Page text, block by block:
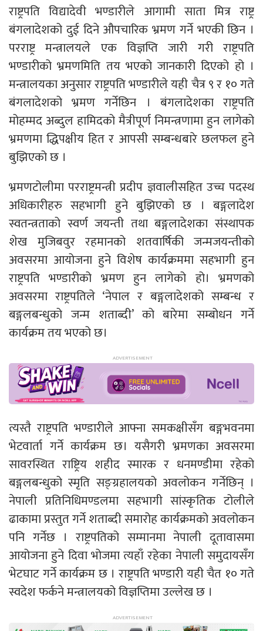
राष्ट्रपति विद्यादेवी भण्डारीले आगामी साता मित्र राष्ट्र
बंगलादेशको दुई दिने औपचारिक भ्रमण गर्ने भएकी छिन ।
परराष्ट्र मन्त्रालयले एक विज्ञप्ति जारी गरी राष्ट्रपति
भण्डारीको भ्रमणमिति तय भएको जानकारी दिएको हो ।
मन्त्रालयका अनुसार राष्ट्रपति भण्डारीले यही चैत्र ९ र १० गते
बंगलादेशको भ्रमण गर्नेछिन । बंगलादेशका राष्ट्रपति
मोहम्मद अब्दुल हामिदको मैत्रीपूर्ण निमन्त्रणामा हुन लागेको
भ्रमणमा द्धिपक्षीय हित र आपसी सम्बन्धबारे छलफल हुने
बुझिएको छ ।
भ्रमणटोलीमा परराष्ट्रमन्त्री प्रदीप ज्ञवालीसहित उच्च पदस्थ
अधिकारीहरु सहभागी हुने बुझिएको छ । बङ्गलादेश
स्वतन्त्रताको स्वर्ण जयन्ती तथा बङ्गलादेशका संस्थापक
शेख मुजिबवुर रहमानको शतवार्षिकी जन्मजयन्तीको
अवसरमा आयोजना हुने विशेष कार्यक्रममा सहभागी हुन
राष्ट्रपति भण्डारीको भ्रमण हुन लागेको हो। भ्रमणको
अवसरमा राष्ट्रपतिले ‘नेपाल र बङ्गलादेशको सम्बन्ध र
बङ्गलबन्धुको जन्म शताब्दी’ को बारेमा सम्बोधन गर्ने
कार्यक्रम तय भएको छ।
त्यस्तै राष्ट्रपति भण्डारीले आफ्ना समकक्षीसँग बङ्गभवनमा
भेटवार्ता गर्ने कार्यक्रम छ। यसैगरी भ्रमणका अवसरमा
सावरस्थित राष्ट्रिय शहीद स्मारक र धनमण्डीमा रहेको
बङ्गलबन्धुको स्मृति सङ्ग्रहालयको अवलोकन गर्नेछिन् ।
नेपाली प्रतिनिधिमण्डलमा सहभागी सांस्कृतिक टोलीले
ढाकामा प्रस्तुत गर्ने शताब्दी समारोह कार्यक्रमको अवलोकन
पनि गर्नेछ । राष्ट्रपतिको सम्मानमा नेपाली दूतावासमा
आयोजना हुने दिवा भोजमा त्यहाँ रहेका नेपाली समुदायसँग
भेटघाट गर्ने कार्यक्रम छ । राष्ट्रपति भण्डारी यही चैत १० गते
स्वदेश फर्कने मन्त्रालयको विज्ञप्तिमा उल्लेख छ ।